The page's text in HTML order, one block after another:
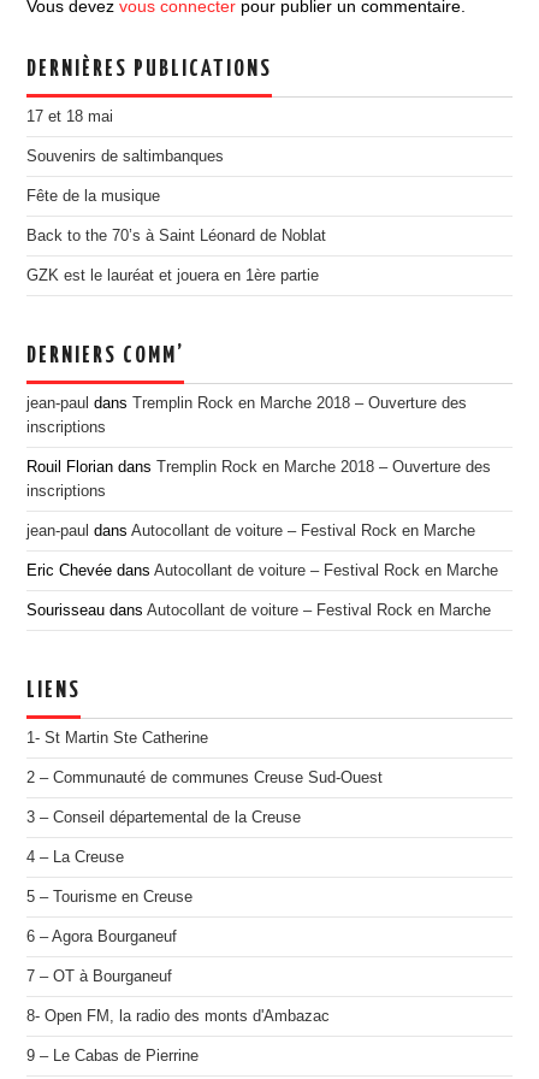
EDITION 2016
EDITION 2015
EDITION 2012
PRESSE
CONTACT
Vous devezvous connecter pour publier un commentaire.
DERNIÈRES PUBLICATIONS
17 et 18 mai
Souvenirs de saltimbanques
Fête de la musique
Back to the 70’s à Saint Léonard de Noblat
GZK est le lauréat et jouera en 1ère partie
DERNIERS COMM’
jean-paul dansTremplin Rock en Marche 2018 – Ouverture des
inscriptions
Rouil Florian dansTremplin Rock en Marche 2018 – Ouverture des
inscriptions
jean-paul dansAutocollant de voiture – Festival Rock en Marche
Eric Chevée dansAutocollant de voiture – Festival Rock en Marche
Sourisseau dansAutocollant de voiture – Festival Rock en Marche
LIENS
1- St Martin Ste Catherine
2 – Communauté de communes Creuse Sud-Ouest
3 – Conseil départemental de la Creuse
4 – La Creuse
5 – Tourisme en Creuse
6 – Agora Bourganeuf
7 – OT à Bourganeuf
8- Open FM, la radio des monts d'Ambazac
9 – Le Cabas de Pierrine